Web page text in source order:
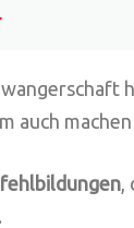
auch machen
,